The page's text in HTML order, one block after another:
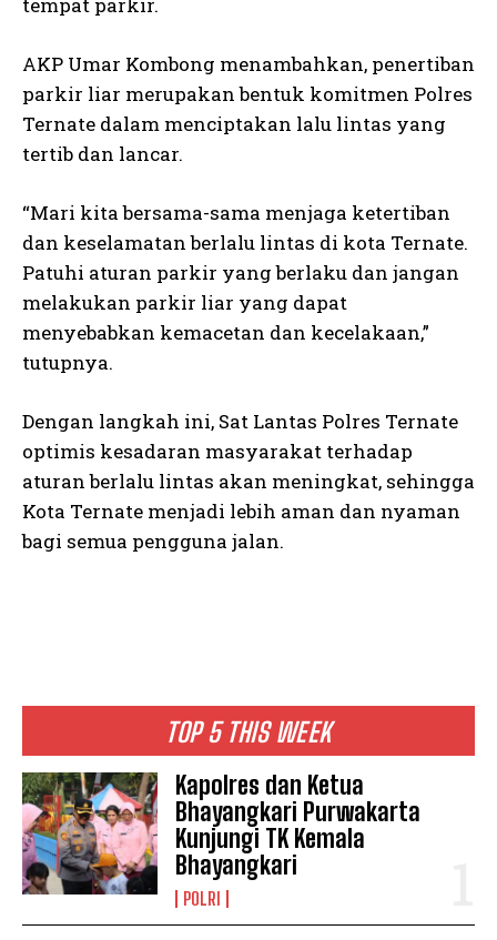
TOP 5 THIS WEEK
Kapolres dan Ketua
Bhayangkari Purwakarta
Kunjungi TK Kemala
Bhayangkari
POLRI
AKP Umar Kombong menambahkan, penertiban
parkir liar merupakan bentuk komitmen Polres
Ternate dalam menciptakan lalu lintas yang
tertib dan lancar.
“Mari kita bersama-sama menjaga ketertiban
dan keselamatan berlalu lintas di kota Ternate.
Patuhi aturan parkir yang berlaku dan jangan
melakukan parkir liar yang dapat
menyebabkan kemacetan dan kecelakaan,”
tutupnya.
Dengan langkah ini, Sat Lantas Polres Ternate
optimis kesadaran masyarakat terhadap
aturan berlalu lintas akan meningkat, sehingga
Kota Ternate menjadi lebih aman dan nyaman
bagi semua pengguna jalan.